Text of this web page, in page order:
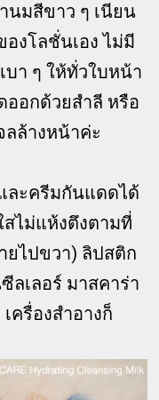
นมสีขาว ๆ เนียน
งโลชั่นเอง ไม่มี
า ๆ ให้ทั่วใบหน้า
ออกด้วยสำลี หรือ
ลล้างหน้าค่ะ
ละครีมกันแดดได้
ไม่แห้งตึงตามที่
ยไปขวา) ลิปสติก
ลเลอร์ มาสคาร่า
ครื่องสำอางก็